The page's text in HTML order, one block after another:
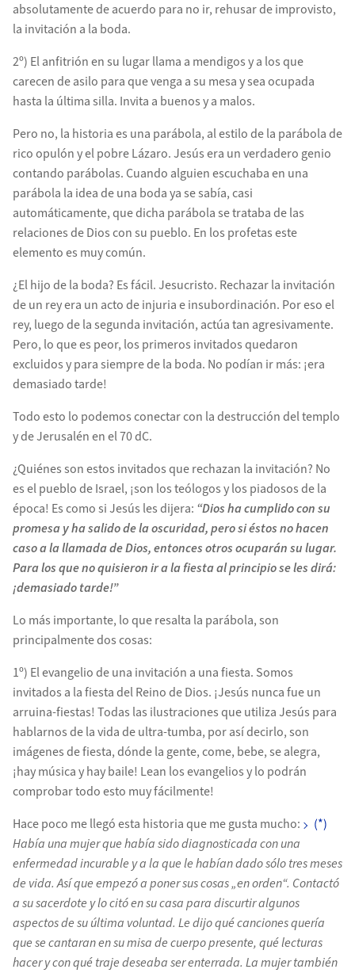
absolutamente de acuerdo para no ir, rehusar de improvisto,
la invitación a la boda.
2º) El anfitrión en su lugar llama a mendigos y a los que
carecen de asilo para que venga a su mesa y sea ocupada
hasta la última silla. Invita a buenos y a malos.
Pero no, la historia es una parábola, al estilo de la parábola de
rico opulón y el pobre Lázaro. Jesús era un verdadero genio
contando parábolas. Cuando alguien escuchaba en una
parábola la idea de una boda ya se sabía, casi
automáticamente, que dicha parábola se trataba de las
relaciones de Dios con su pueblo. En los profetas este
elemento es muy común.
¿El hijo de la boda? Es fácil. Jesucristo. Rechazar la invitación
de un rey era un acto de injuria e insubordinación. Por eso el
rey, luego de la segunda invitación, actúa tan agresivamente.
Pero, lo que es peor, los primeros invitados quedaron
excluidos y para siempre de la boda. No podían ir más: ¡era
demasiado tarde!
Todo esto lo podemos conectar con la destrucción del templo
y de Jerusalén en el 70 dC.
¿Quiénes son estos invitados que rechazan la invitación? No
es el pueblo de Israel, ¡son los teólogos y los piadosos de la
época! Es como si Jesús les dijera: “Dios ha cumplido con su
promesa y ha salido de la oscuridad, pero si éstos no hacen
caso a la llamada de Dios, entonces otros ocuparán su lugar.
Para los que no quisieron ir a la fiesta al principio se les dirá:
¡demasiado tarde!”
Lo más importante, lo que resalta la parábola, son
principalmente dos cosas:
1º) El evangelio de una invitación a una fiesta. Somos
invitados a la fiesta del Reino de Dios. ¡Jesús nunca fue un
arruina-fiestas! Todas las ilustraciones que utiliza Jesús para
hablarnos de la vida de ultra-tumba, por así decirlo, son
imágenes de fiesta, dónde la gente, come, bebe, se alegra,
¡hay música y hay baile! Lean los evangelios y lo podrán
comprobar todo esto muy fácilmente!
Hace poco me llegó esta historia que me gusta mucho:
(*)
Había una mujer que había sido diagnosticada con una
enfermedad incurable y a la que le habían dado sólo tres meses
de vida. Así que empezó a poner sus cosas „en orden“. Contactó
a su sacerdote y lo citó en su casa para discurtir algunos
aspectos de su última voluntad. Le dijo qué canciones quería
que se cantaran en su misa de cuerpo presente, qué lecturas
hacer y con qué traje deseaba ser enterrada. La mujer también